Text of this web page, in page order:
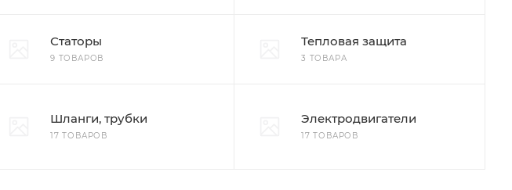
Статоры
9 ТОВАРОВ
Тепловая защита
3 ТОВАРА
Шланги, трубки
17 ТОВАРОВ
Электродвигатели
17 ТОВАРОВ